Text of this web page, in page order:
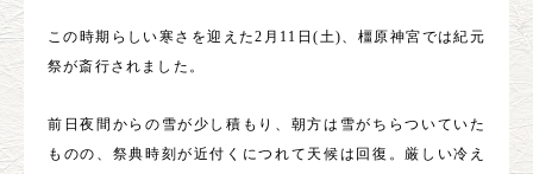
この時期らしい寒さを迎えた2月11日(土)、橿原神宮では紀元
祭が斎行されました。
前日夜間からの雪が少し積もり、朝方は雪がちらついていた
ものの、祭典時刻が近付くにつれて天候は回復。厳しい冷え